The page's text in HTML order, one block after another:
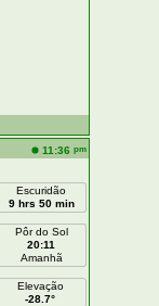
11:36 pm
Escuridão
9 hrs 50 min
Pôr do Sol
20:11
Amanhã
Elevação
-28.7°